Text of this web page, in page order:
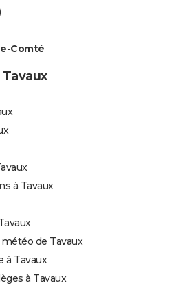
Comté
à Tavaux
de Tavaux
à Tavaux
à Tavaux